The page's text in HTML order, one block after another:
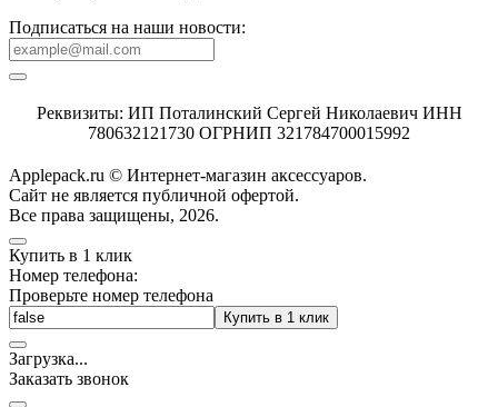
Подписаться на наши новости:
Реквизиты: ИП Поталинский Сергей Николаевич ИНН
780632121730 ОГРНИП 321784700015992
Applepack.ru © Интернет-магазин аксессуаров.
Cайт не является публичной офертой.
Все права защищены, 2026.
Купить в 1 клик
Номер телефона:
Проверьте номер телефона
Купить в 1 клик
Загрузка...
Заказать звонок